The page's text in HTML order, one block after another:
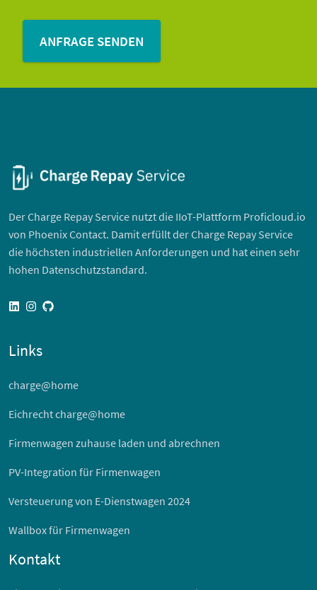
Der Charge Repay Service nutzt die IIoT-Plattform Proficloud.io
von Phoenix Contact. Damit erfüllt der Charge Repay Service
die höchsten industriellen Anforderungen und hat einen sehr
hohen Datenschutzstandard.
linkedininstagram
github
Links
charge@home
Eichrecht charge@home
Firmenwagen zuhause laden und abrechnen
PV-Integration für Firmenwagen
Versteuerung von E-Dienstwagen 2024
Wallbox für Firmenwagen
Kontakt